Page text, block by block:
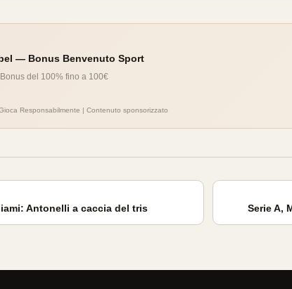
— Bonus Benvenuto Sport
del 100% fino a 100€
Responsabilmente | Contenuto sponsorizzato
Antonelli a caccia del tris Serie A,